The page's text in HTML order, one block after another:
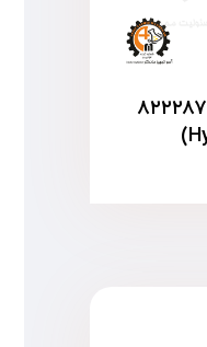
هیدروژن پراکساید ۸۲۲۲۸۷